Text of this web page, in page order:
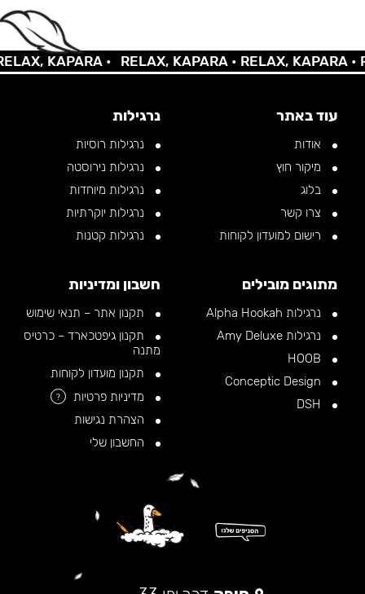
KAPARA • RELAX, KAPARA •RELAX, KAPARA •
עוד באתר
אודות
מיקור חוץ
בלוג
צרו קשר
רישום למועדון לקוחות
נרגילות
נרגילות רוסיות
נרגילות נירוסטה
נרגילות מיוחדות
נרגילות יוקרתיות
נרגילות קטנות
מתוגים מובילים
נרגילות Alpha Hookah
נרגילות Amy Deluxe
חשבון ומדיניות
תקנון אתר – תנאי שימוש
תקנון גיפטכארד – כרטיס
מתנה
תקנון מועדון לקוחות
מדיניות פרטיות
?
הצהרת נגישות
החשבון שלי